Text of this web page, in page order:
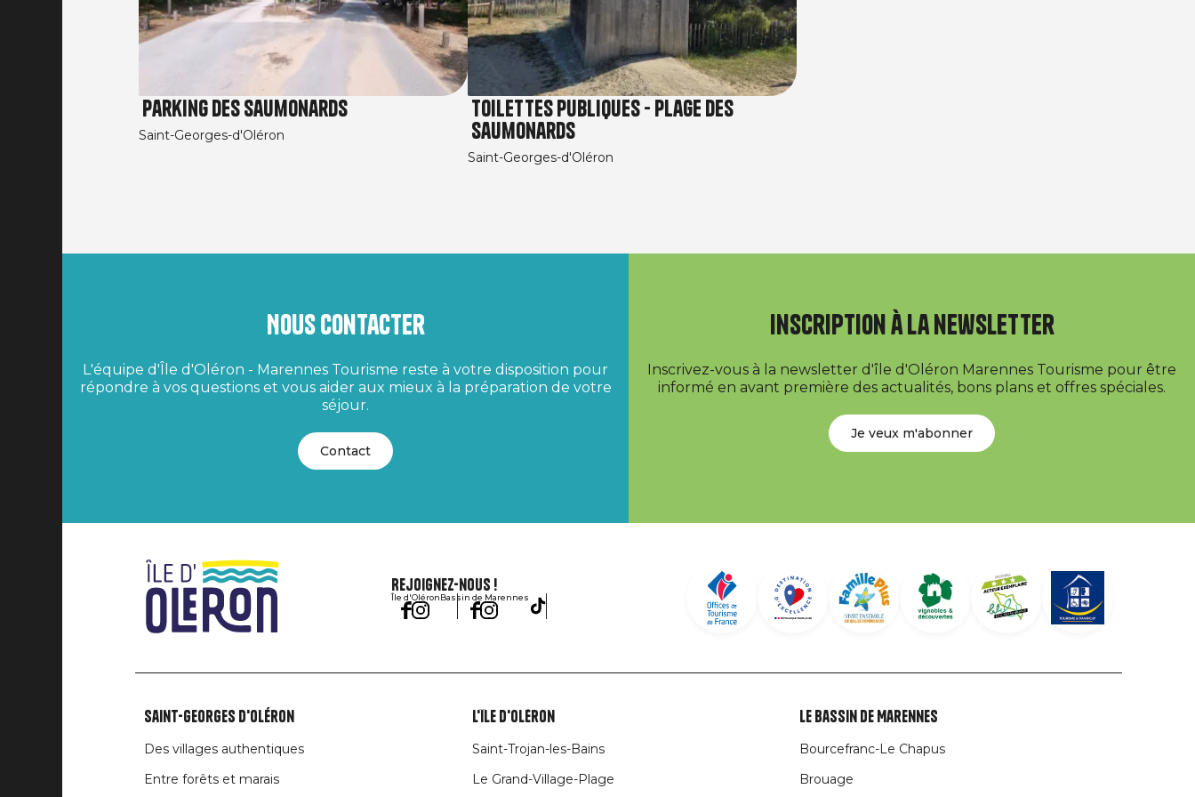
Parking des Saumonards
Saint-Georges-d'Oléron
Toilettes Publiques - Plage des
Saumonards
Saint-Georges-d'Oléron
Nous contacter
L'équipe d'Île d'Oléron - Marennes Tourisme reste à votre disposition pour
répondre à vos questions et vous aider aux mieux à la préparation de votre
séjour.
Contact
Inscription à la newsletter
Inscrivez-vous à la newsletter d'île d'Oléron Marennes Tourisme pour être
informé en avant première des actualités, bons plans et offres spéciales.
Je veux m'abonner
Rejoignez-nous !
Île d'OléronBassin de Marennes
Liens
Saint-Georges d'Oléron
Des villages authentiques
Entre forêts et marais
L'île d'Oléron
Saint-Trojan-les-Bains
Le Grand-Village-Plage
Le Bassin de Marennes
Bourcefranc-Le Chapus
Brouage